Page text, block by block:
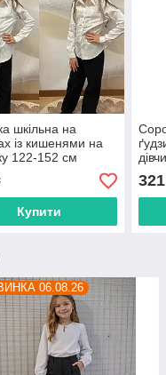
шкільна на
із кишенями на
122-152 см
KIDS" недорого від
постачальника
Купити
321
06.08.26